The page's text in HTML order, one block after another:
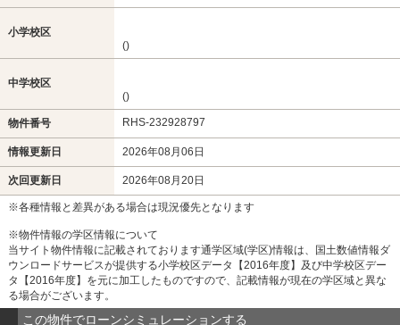
小学校区
()
中学校区
()
物件番号 RHS-232928797
情報更新日 2026年08月06日
次回更新日 2026年08月20日
※各種情報と差異がある場合は現況優先となります
※物件情報の学区情報について
当サイト物件情報に記載されております通学区域(学区)情報は、国土数値情報ダ
ウンロードサービスが提供する小学校区データ【2016年度】及び中学校区デー
タ【2016年度】を元に加工したものですので、記載情報が現在の学区域と異な
る場合がございます。
この物件でローンシミュレーションする